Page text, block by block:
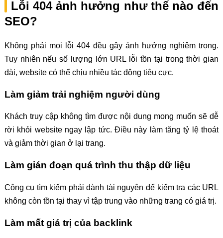
Lỗi 404 ảnh hưởng như thế nào đến
SEO?
Không phải mọi lỗi 404 đều gây ảnh hưởng nghiêm trọng.
Tuy nhiên nếu số lượng lớn URL lỗi tồn tại trong thời gian
dài, website có thể chịu nhiều tác động tiêu cực.
Làm giảm trải nghiệm người dùng
Khách truy cập không tìm được nội dung mong muốn sẽ dễ
rời khỏi website ngay lập tức. Điều này làm tăng tỷ lệ thoát
và giảm thời gian ở lại trang.
Làm gián đoạn quá trình thu thập dữ liệu
Công cụ tìm kiếm phải dành tài nguyên để kiểm tra các URL
không còn tồn tại thay vì tập trung vào những trang có giá trị.
Làm mất giá trị của backlink